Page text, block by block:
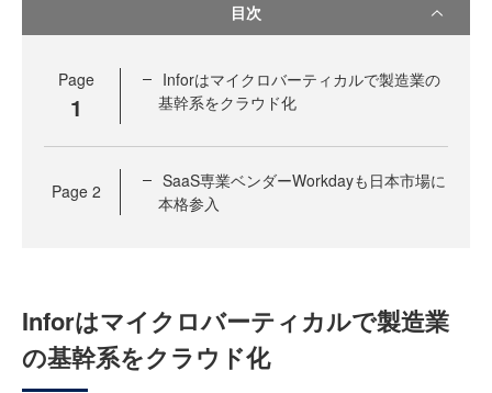
目次
Page
1
Inforはマイクロバーティカルで製造業の
基幹系をクラウド化
Page 2
SaaS専業ベンダーWorkdayも日本市場に
本格参入
Inforはマイクロバーティカルで製造業
の基幹系をクラウド化